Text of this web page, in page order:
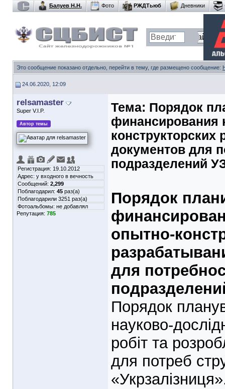
Балуев Н.Н. Фото РЖДТьюб Дневники
Это сообщение показано отдельно, перейти в тему, где размещено сообщение:
24.06.2020, 12:09
relsamaster
Super V.I.P.
Автор темы
Регистрация: 19.10.2012
Адрес: у входного в вечность
Сообщений: 2,299
Поблагодарил: 45 раз(а)
Поблагодарили 3251 раз(а)
Фотоальбомы: не добавлял
Репутация: 785
Тема: Порядок
финансирования
документов для
подразделений
Порядок
опытно-
для
Порядок
науково-
робіт та
для потреб